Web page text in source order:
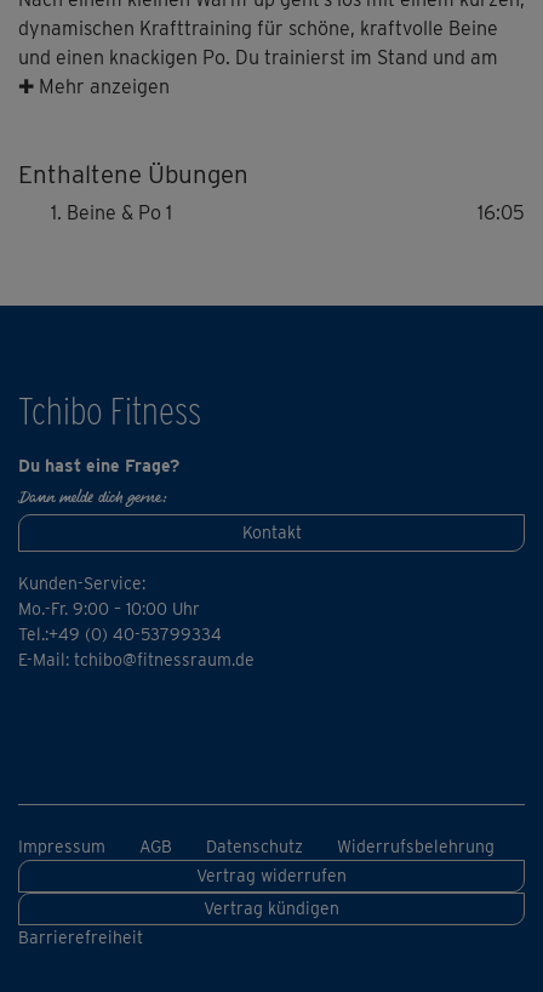
dynamischen Krafttraining für schöne, kraftvolle Beine
und einen knackigen Po. Du trainierst im Stand und am
Boden für eine starke Muskulatur und mehr Shape in
✚ Mehr anzeigen
Enthaltene Übungen
Beine & Po 1 16:05
Tchibo Fitness
Du hast eine Frage?
Dann melde dich gerne:
Kontakt
Kunden-Service:
Mo.-Fr. 9:00 – 10:00 Uhr
Tel.:+49 (0) 40-53799334
E-Mail: tchibo@fitnessraum.de
Impressum AGB Datenschutz
Widerrufsbelehrung
Vertrag widerrufen
Vertrag kündigen
Barrierefreiheit